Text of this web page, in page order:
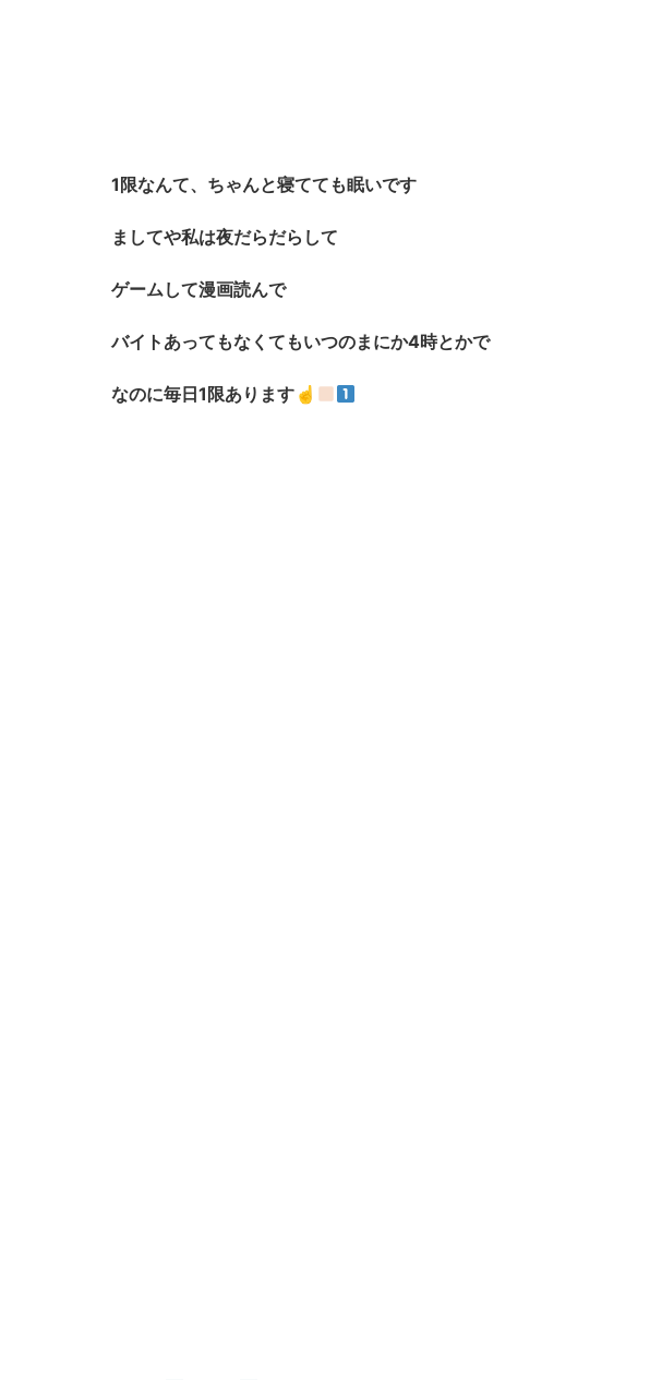
1限なんて、ちゃんと寝てても眠いです
ましてや私は夜だらだらして
ゲームして漫画読んで
バイトあってもなくてもいつのまにか4時とかで
なのに毎日1限あります☝